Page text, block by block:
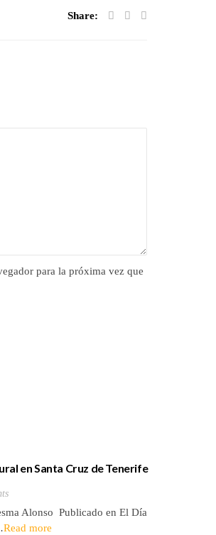
Share:
para la próxima vez que
en Santa Cruz de Tenerife
Alonso Publicado en El Día
Read more